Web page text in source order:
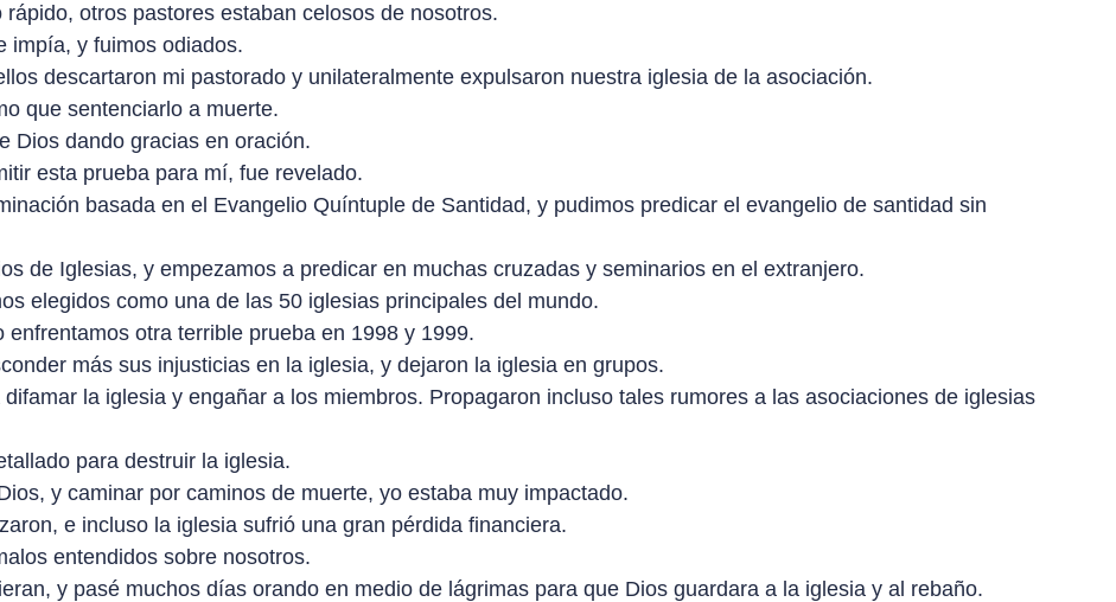
otros pastores estaban celosos de nosotros.
impía, y fuimos odiados.
descartaron mi pastorado y unilateralmente expulsaron nuestra iglesia de la asociación.
que sentenciarlo a muerte.
Dios dando gracias en oración.
esta prueba para mí, fue revelado.
basada en el Evangelio Quíntuple de Santidad, y pudimos predicar el evangelio de santidad sin
de Iglesias, y empezamos a predicar en muchas cruzadas y seminarios en el extranjero.
elegidos como una de las 50 iglesias principales del mundo.
otra terrible prueba en 1998 y 1999.
más sus injusticias en la iglesia, y dejaron la iglesia en grupos.
la iglesia y engañar a los miembros. Propagaron incluso tales rumores a las asociaciones de iglesias
para destruir la iglesia.
y caminar por caminos de muerte, yo estaba muy impactado.
e incluso la iglesia sufrió una gran pérdida financiera.
entendidos sobre nosotros.
y pasé muchos días orando en medio de lágrimas para que Dios guardara a la iglesia y al rebaño.